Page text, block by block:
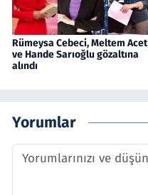
Rümeysa Cebeci, Meltem Acet
ve Hande Sarıoğlu gözaltına
alındı
Yorumlar